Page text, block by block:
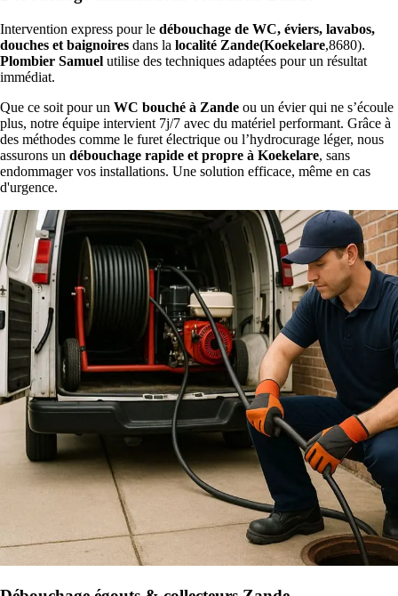
Intervention express pour le débouchage de WC, éviers, lavabos,
douches et baignoires dans la localité Zande(Koekelare,8680).
Plombier Samuel utilise des techniques adaptées pour un résultat
immédiat.
Que ce soit pour un WC bouché à Zande ou un évier qui ne s’écoule
plus, notre équipe intervient 7j/7 avec du matériel performant. Grâce à
des méthodes comme le furet électrique ou l’hydrocurage léger, nous
assurons un débouchage rapide et propre à Koekelare, sans
endommager vos installations. Une solution efficace, même en cas
d'urgence.